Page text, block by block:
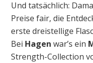
Und tatsächlich:
Preise fair, die
erste dreistellige
Bei Hagen war’s ein
Strength-Collection